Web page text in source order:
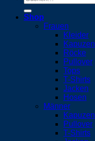
nach:
Shop
Frauen
Kleider
Kapuzen
Röcke
Pullover
Tops
T-Shirts
Jacken
Hosen
Männer
Kapuzen
Pullover
T-Shirts